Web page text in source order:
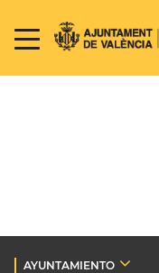
AYUNTAMIENTO